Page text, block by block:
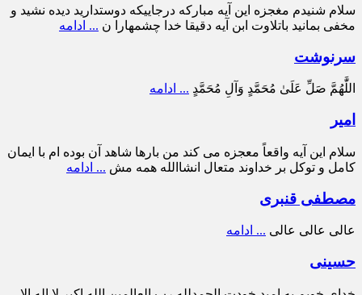
سلام شنیدم مغجزه این آیه مبارکه درجاییکه دوستدارید دیده نشید و
مخفی بمانید باتلاوت ابن آیه دقیقا خدا چشمهارا ن ... ادامه
سرنوشت
اللَّٰهُمَّ صَلِّ عَلَىٰ مُحَمَّدٍ وَآلِ مُحَمَّدٍ ... ادامه
امیر
سلام این آیه واقعاً معجزه می کند من بارها شاهد آن بوده ام با ایمان
کامل و توکل بر خداوند متعال انشاالله همه مش ... ادامه
مصطفی قنبری
عالی عالی عالی ... ادامه
حسینی